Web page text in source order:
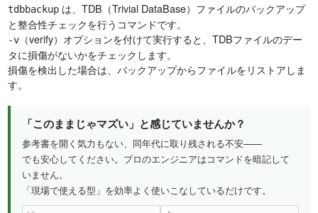
tdbbackup は、TDB（Trivial DataBase）ファイルのバックアップ
と整合性チェックを行うコマンドです。
-v （verify）オプションを付けて実行すると、TDBファイルのデー
タに損傷がないかをチェックします。
損傷を検出した場合は、バックアップからファイルをリストアしま
す。
「このままじゃマズい」と感じていませんか？
参考書を開く気力もない、同年代に取り残される不安——
でも安心してください。プロのエンジニアはコマンドを暗記して
いません。
「現場で使える型」を効率よく使いこなしているだけです。